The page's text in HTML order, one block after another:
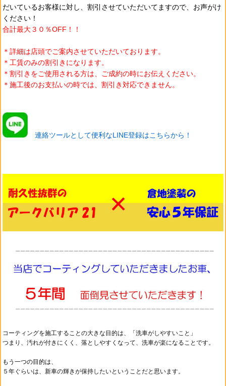
だいているお客様に対し、割引させていただいてますので、お声がけ
ください！
合計最大３０％OFF！！
＊詳細は店頭でご案内させていただいております。
＊工賃のみの割引きになります。
＊割引きをご使用される方は、ご成約の時にお伝えください。
＊施工後のお支払いの時では、割引き対応できません。
連絡ツールとして便利なLINE登録はこちらから！
コーティングを施工することの大きな目的は、
「洗車がしやすいこと」
つまり、汚れが付きにくく、落としやすくなって、 洗車が楽になることです。
もう一つの目的は、
５年ぐらいは、新車の輝きが保持したいということだと思います。